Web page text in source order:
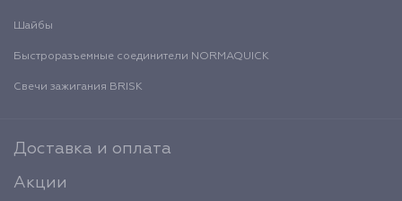
Шайбы
Быстроразъемные соединители NORMAQUICK
Свечи зажигания BRISK
Доставка и оплата
Акции